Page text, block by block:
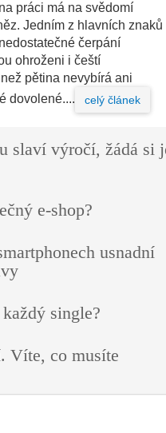
práci má na svědomí
Jedním z hlavních znaků
čerpání
ohroženi i čeští
pětina nevybírá ani
dovolené....
celý článek
slaví výročí, žádá si
e-shop?
usnadní
single?
Víte, co musíte